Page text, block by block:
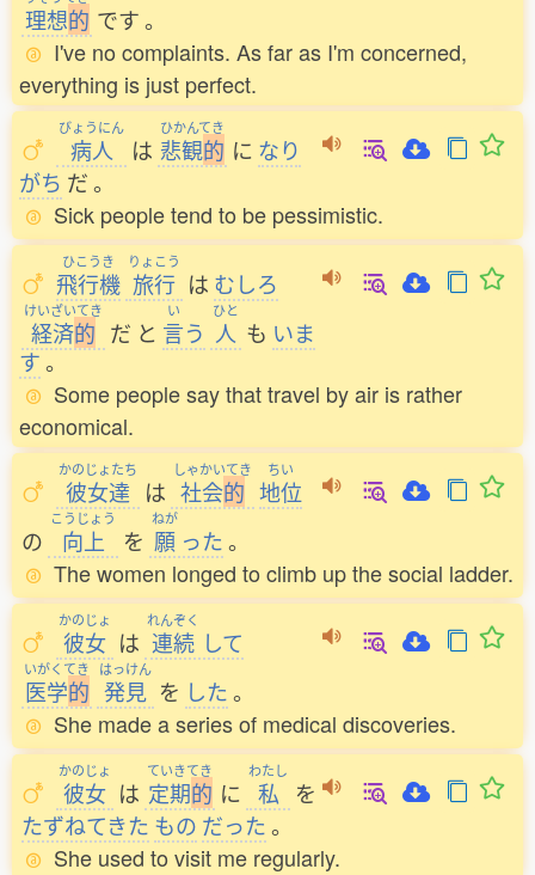
理想的 です。
I've no complaints. As far as I'm concerned,
everything is just perfect.
びょうにん
病人 は
ひかんてき
悲観的 に なり
がち だ。
Sick people tend to be pessimistic.
ひこうき
飛行機
りょこう
旅行 は むしろ
けいざいてき
経済的 だ と
い
言う
ひと
人 も いま
す。
Some people say that travel by air is rather
economical.
かのじょたち
彼女達 は
しゃかいてき
社会的
ちい
地位
の
こうじょう
向上 を
ねが
願 った。
The women longed to climb up the social ladder.
かのじょ
彼女 は
れんぞく
連続 して
いがくてき
医学的
はっけん
発見 を した。
She made a series of medical discoveries.
かのじょ
彼女 は
ていきてき
定期的 に
わたし
私
を
たずねてきた もの だった。
She used to visit me regularly.